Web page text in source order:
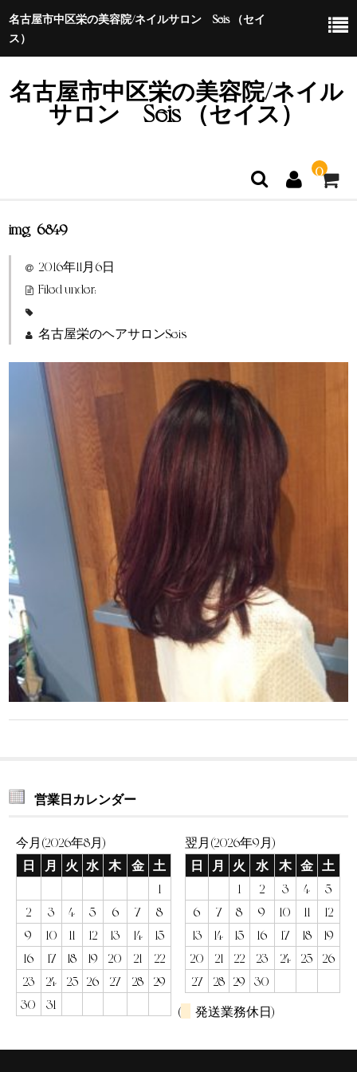
名古屋市中区栄の美容院/ネイルサロン Seis （セイ
ス）
名古屋市中区栄の美容院/ネイル
サロン Seis （セイス）
0
ホーム
特定商取引法に基づく表示
img_6849
2016年11月6日
Filed under:
名古屋栄のヘアサロンSeis
営業日カレンダー
今月(2026年8月)
日
月 火 水 木 金
土
1
2
3 4 5 6 7
8
9
10 11 12 13 14
15
16
17 18 19 20 21
22
23
24 25 26 27 28
29
30
31
翌月(2026年9月)
日
月 火 水 木 金
土
1
2 3 4
5
6
7 8 9 10 11
12
13
14 15 16 17 18
19
20
21 22 23 24 25
26
27
28 29
30
(
発送業務休日)